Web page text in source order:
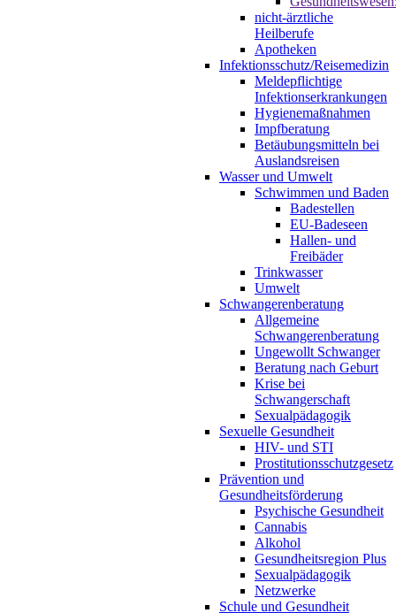
nicht-ärztliche
Heilberufe
Apotheken
Infektionsschutz/Reisemedizin
Meldepflichtige
Infektionserkrankungen
Hygienemaßnahmen
Impfberatung
Betäubungsmitteln bei
Auslandsreisen
Wasser und Umwelt
Schwimmen und Baden
Badestellen
EU-Badeseen
Hallen- und
Freibäder
Trinkwasser
Umwelt
Schwangerenberatung
Allgemeine
Schwangerenberatung
Ungewollt Schwanger
Beratung nach Geburt
Krise bei
Schwangerschaft
Sexualpädagogik
Sexuelle Gesundheit
HIV- und STI
Prostitutionsschutzgesetz
Prävention und
Gesundheitsförderung
Psychische Gesundheit
Cannabis
Alkohol
Gesundheitsregion Plus
Sexualpädagogik
Netzwerke
Schule und Gesundheit